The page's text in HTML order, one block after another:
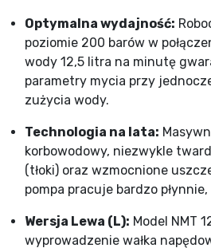
Optymalna wydajność:
poziomie 200 barów w
wody 12,5 litra na minutę
parametry mycia przy
zużycia wody.
Technologia na lata:
korbowodowy, niezwykle
(tłoki) oraz wzmocnione
pompa pracuje bardzo
Wersja Lewa (L): Model NMT
wyprowadzenie wałka